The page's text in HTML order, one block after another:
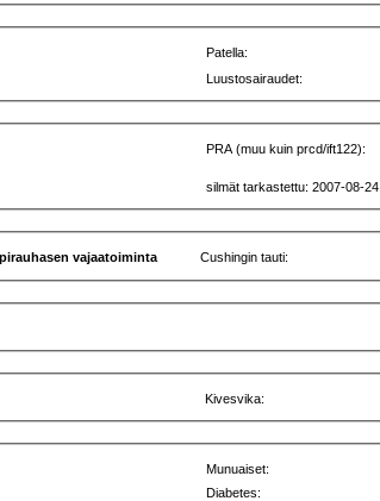
Patella:
Luustosairaudet:
PRA (muu kuin prcd/ift122):
silmät tarkastettu: 2007-08-24
vajaatoiminta Cushingin tauti:
Kivesvika:
Munuaiset:
Diabetes: